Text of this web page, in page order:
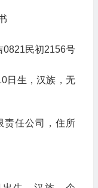
0821民初2156号
日生，汉族，无
责任公司，住所